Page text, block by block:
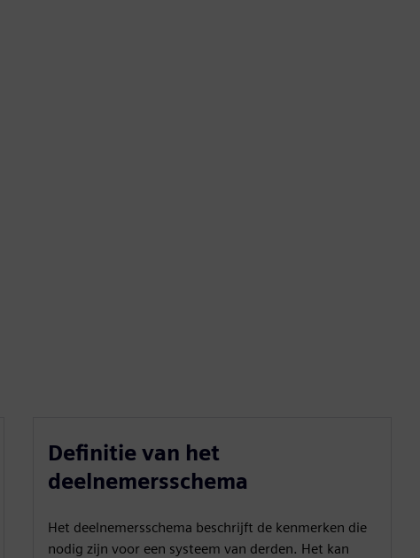
Definitie van het
deelnemersschema
Het deelnemersschema beschrijft de kenmerken die
nodig zijn voor een systeem van derden. Het kan